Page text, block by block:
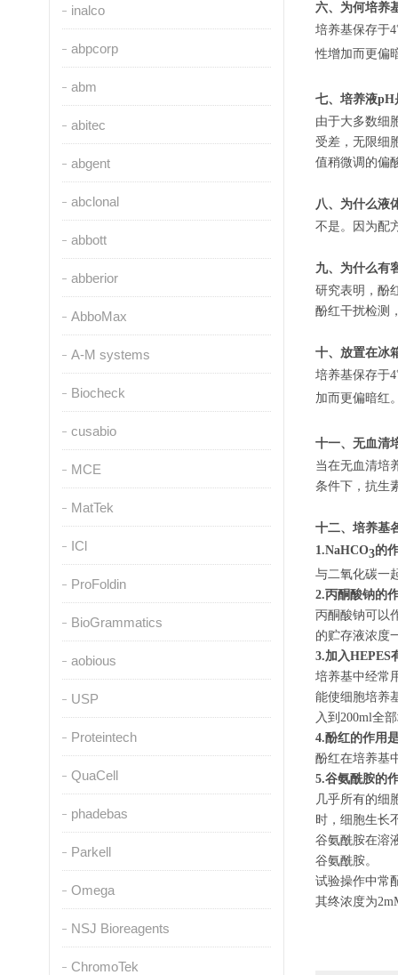
inalco
abpcorp
abm
abitec
abgent
abclonal
abbott
abberior
AbboMax
A-M systems
Biocheck
cusabio
MCE
MatTek
ICl
ProFoldin
BioGrammatics
aobious
USP
Proteintech
QuaCell
phadebas
Parkell
Omega
NSJ Bioreagents
ChromoTek
六、为何培养
培养基保存于
性增加而更偏
七、培养液pH
由于大多数细
受差，无限细
值稍微调的偏
八、为什么液
不是。因为配
九、为什么有
研究表明，酚
酚红干扰检测
十、放置在冰
培养基保存于
加而更偏暗红
十一、无血清
当在无血清培
条件下，抗生
十二、培养基
1.NaHCO3的
与二氧化碳一
2.丙酮酸钠的
丙酮酸钠可以
的贮存液浓度
3.加入HEPES
培养基中经常
能使细胞培养
入到200ml全
4.酚红的作用
酚红在培养基
5.谷氨酰胺的
几乎所有的细
时，细胞生长
谷氨酰胺在溶
谷氨酰胺。
试验操作中常
其终浓度为